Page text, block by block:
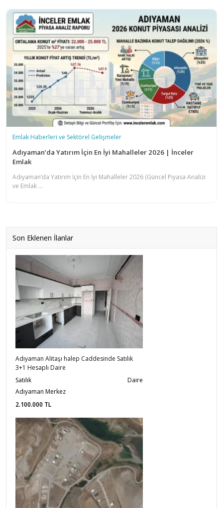
Emlak Haberleri ve Sektörel Gelişmeler
Adıyaman’da Yatırım İçin En İyi Mahalleler 2026 | İnceler
Emlak
Adıyaman’da Yatırım İçin En İyi Mahalleler 2026 (Güncel Piyasa Analizi
ve Emlak ...
Son Eklenen İlanlar
Adıyaman Alitaşı halep Caddesinde Satılık
3+1 Hesaplı Daire
Satılık
Daire
Adıyaman Merkez
2.100.000 TL